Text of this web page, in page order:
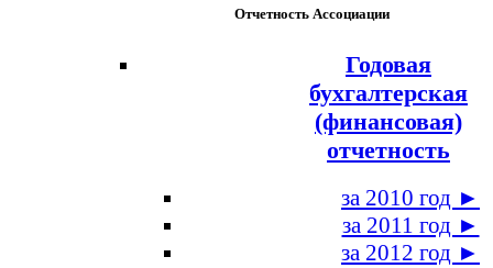
Отчетность Ассоциации
Годовая
бухгалтерская
(финансовая)
отчетность
за 2010 год ►
за 2011 год ►
за 2012 год ►